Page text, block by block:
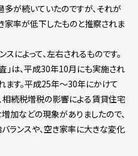
が続いていたのですが、それが
家率が低下したものと推察されま
によって、左右されるものです。
」は、平成30年10月にも実施され
ます。平成25年～30年にかけて
相続税増税の影響による賃貸住宅
加などの現象がありましたので、
ランスや、空き家率に大きな変化